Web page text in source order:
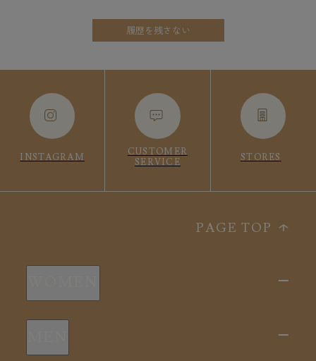
履歴を残さない
INSTAGRAM
CUSTOMER
SERVICE
STORES
PAGE TOP
新商品